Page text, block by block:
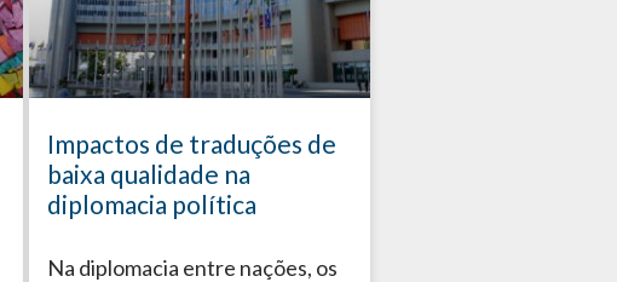
Impactos de traduções de
baixa qualidade na
diplomacia política
Na diplomacia entre nações, os